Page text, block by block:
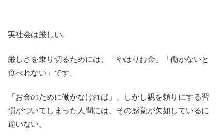
実社会は厳しい。
厳しさを乗り切るためには、「やはりお金」「働かないと
食べれない」です。
「お金のために働かなければ」、しかし親を頼りにする習
慣がついてしまった人間には、その感覚が欠如しているに
違いない。